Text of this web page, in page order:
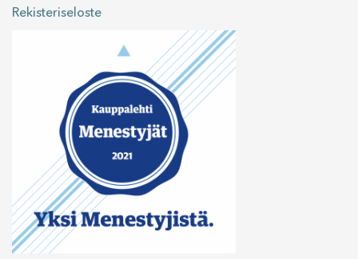
Rekisteriseloste